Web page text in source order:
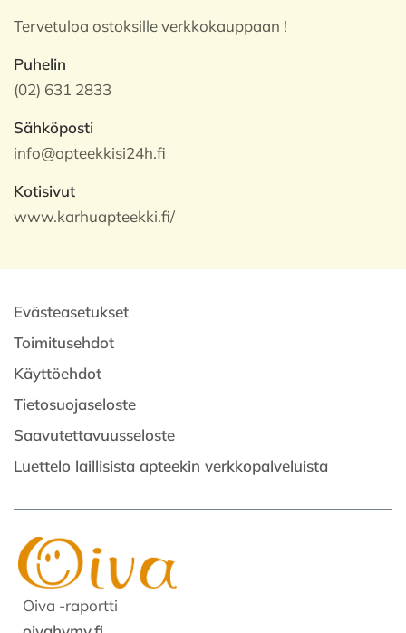
Tervetuloa ostoksille verkkokauppaan !
Puhelin
(02) 631 2833
Sähköposti
info@apteekkisi24h.fi
Kotisivut
www.karhuapteekki.fi/
Evästeasetukset
Toimitusehdot
Käyttöehdot
Tietosuojaseloste
Saavutettavuusseloste
Luettelo laillisista apteekin verkkopalveluista
Oiva -raportti